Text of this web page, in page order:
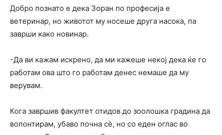
Добро познато е дека Зоран по професија е
ветеринар, но животот му носеше друга насока, па
заврши како новинар.
-Да ви кажам искрено, да ми кажеше некој дека ќе го
работам ова што го работам денес немаше да му
верувам.
Кога завршив факултет отидов до зоолошка градина да
волонтирам, убаво почна сѐ, но со еден оглас во